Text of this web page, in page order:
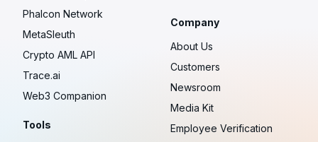
Phalcon Network
MetaSleuth
Crypto AML API
Trace.ai
Web3 Companion
Tools
Company
About Us
Customers
Newsroom
Media Kit
Employee Verification